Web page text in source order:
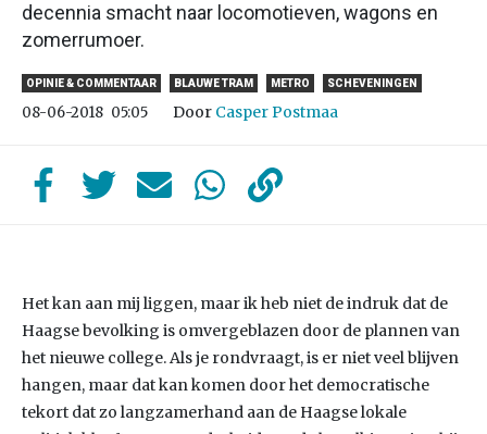
decennia smacht naar locomotieven, wagons en
zomerrumoer.
OPINIE & COMMENTAAR BLAUWE TRAM METRO SCHEVENINGEN
08-06-2018 05:05 Door Casper Postmaa
Het kan aan mij liggen, maar ik heb niet de indruk dat de
Haagse bevolking is omvergeblazen door de plannen van
het nieuwe college. Als je rondvraagt, is er niet veel blijven
hangen, maar dat kan komen door het democratische
tekort dat zo langzamerhand aan de Haagse lokale